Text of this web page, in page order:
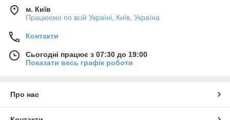
м. Київ
Працюємо по всій Україні, Київ, Україна
Контакти
Сьогодні працює з 07:30 до 19:00
Показати весь графік роботи
Про нас